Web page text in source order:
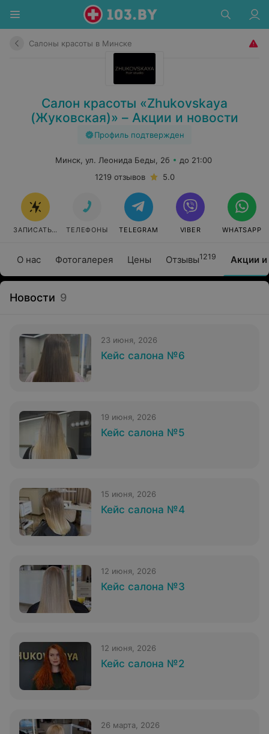
Салоны красоты в Минске
Салон красоты «Zhukovskaya
(Жуковская)» – Акции и новости
Профиль подтвержден
О нас Фотогалерея Цены Отзывы1219 Акции и
Минск, ул. Леонида Беды, 2б
до 21:00
1219 отзывов
5.0
ЗАПИСАТЬСЯ ТЕЛЕФОНЫ TELEGRAM VIBER WHATSAPP
Новости 9
23 июня, 2026
Кейс салона №6
19 июня, 2026
Кейс салона №5
15 июня, 2026
Кейс салона №4
12 июня, 2026
Кейс салона №3
12 июня, 2026
Кейс салона №2
26 марта, 2026